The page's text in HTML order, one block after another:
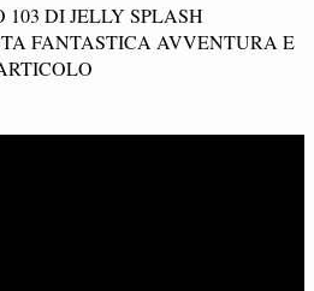
DI JELLY SPLASH
FANTASTICA AVVENTURA E